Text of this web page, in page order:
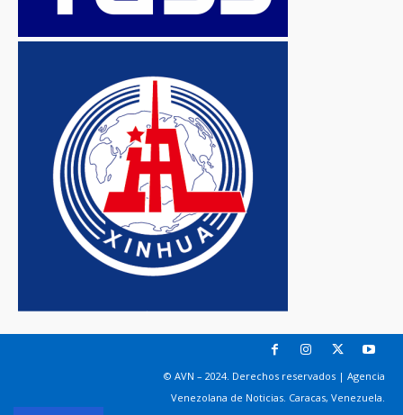
© AVN – 2024. Derechos reservados | Agencia
Venezolana de Noticias. Caracas, Venezuela.